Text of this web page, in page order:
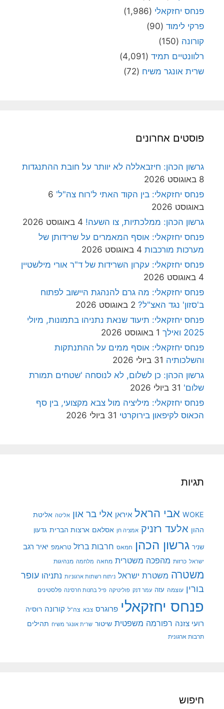
פנחס יחזקאלי (1,986)
פרקי לימוד (90)
קורונה (150)
רלוונטיים תמיד (4,091)
שרית אונגר משיח (72)
פוסטים אחרונים
גרשון הכהן: חיזבאללה לא יוותר על חובת ההתנגדות
8 באוגוסט 2026
פנחס יחזקאלי: בין הקוד האתי ל'רוח צה"ל' 6
באוגוסט 2026
גרשון הכהן: ממלכתיות, צו השעה! 4 באוגוסט 2026
פנחס יחזקאלי: אוסף המאמרים על שרידותן של
מערכות מורכבות 4 באוגוסט 2026
פנחס יחזקאלי: עקרון השרידות של ד"ר אורי מילשטיין
4 באוגוסט 2026
פנחס יחזקאלי: מה גרם להנהגת היישוב לפתוח
ב'סזון' נגד האצ"ל? 2 באוגוסט 2026
פנחס יחזקאלי: תיעוד שנאת נתניהו בתמונות, מיולי
2025 ואילך
1 באוגוסט 2026
פנחס יחזקאלי: אוסף ממים על ההתנתקות
והשלכותיה 31 ביולי 2026
גרשון הכהן: כן לשלום, לא לנוסחה 'שטחים תמורת
שלום' 31 ביולי 2026
פנחס יחזקאלי: מיליציה מול צבא מקצועי, בין סף
הכאוס לקיפאון בירוקרטי 31 ביולי 2026
תגיות
WOKE אבי הראל איראן אלי בר און אליטה אליטת
ההון אלעד רזניק אמציה חן אסלאם ארצות הברית גדעון
שניר גרשון הכהן חמאס חרבות ברזל טראמפ יאיר רגב
ישראל כרזות מהפכה משטרית מחאה מלחמה מנהיגות
משטרה משטרת ישראל ניתוח רשתות ארגוניות נתניהו עופר
בורין עוצמה עזה עמר דנק פוליטיקה פיל בחנות חרסינה פלסטינים
פנחס יחזקאלי פרוגרס צבא צה"ל קורונה רוסיה
רועי צזנה רפורמה משפטית שיטור שרית אונגר משיח תהילים
תרבות ארגונית
חיפוש